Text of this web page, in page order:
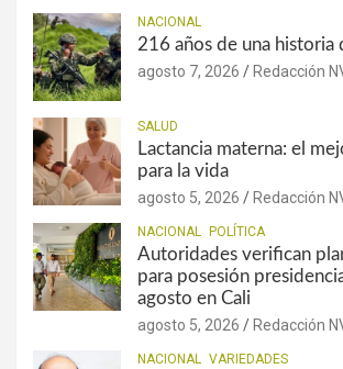
NACIONAL
216 años de una historia
agosto 7, 2026 Redacción
SALUD
Lactancia materna: el
para la vida
agosto 5, 2026 Redacción
NACIONAL POLÍTICA
Autoridades verifican
para posesión
agosto en Cali
agosto 5, 2026 Redacción
NACIONAL VARIEDADES